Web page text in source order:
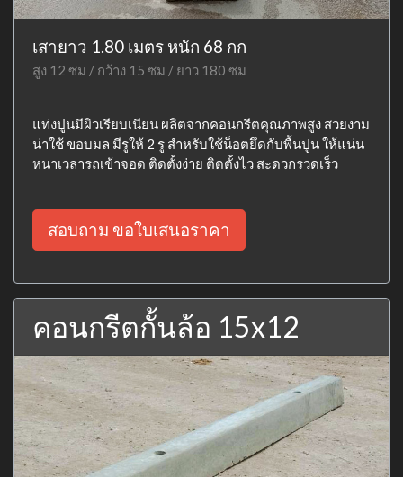
เสายาว 1.80 เมตร หนัก 68 กก
สูง 12 ซม / กว้าง 15 ซม / ยาว 180 ซม
แท่งปูนมีผิวเรียบเนียน ผลิตจากคอนกรีตคุณภาพสูง สวยงาม
น่าใช้ ขอบมล มีรูให้ 2 รู สำหรับใช้น็อตยึดกับพื้นปูน ให้แน่น
หนาเวลารถเข้าจอด ติดตั้งง่าย ติดตั้งไว สะดวกรวดเร็ว
สอบถาม ขอใบเสนอราคา
คอนกรีตกั้นล้อ 15x12